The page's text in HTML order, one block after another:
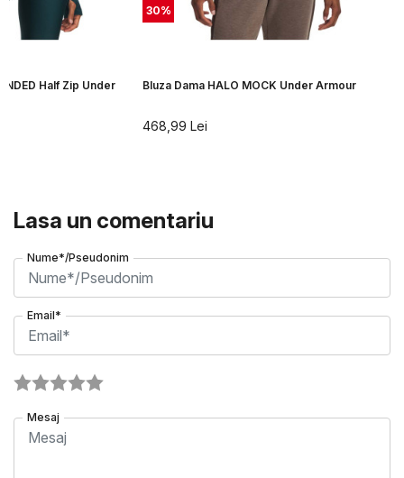
Half Zip Under
30%
Bluza Dama HALO MOCK Under Armour
468,99 Lei
Lasa un comentariu
Nume*/Pseudonim
Email*
Mesaj